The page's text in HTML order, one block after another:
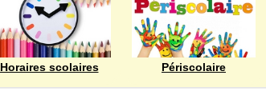
Horaires scolaires Périscolaire